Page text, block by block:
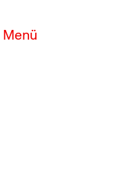
Menü